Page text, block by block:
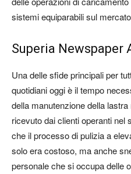
sistemi equiparabili sul
Superia Newspaper
Una delle sfide principali per
quotidiani oggi è il tempo
della manutenzione della
ricevuto dai clienti operanti nel
che il processo di pulizia a
solo era costoso, ma anche
personale che si occupa delle